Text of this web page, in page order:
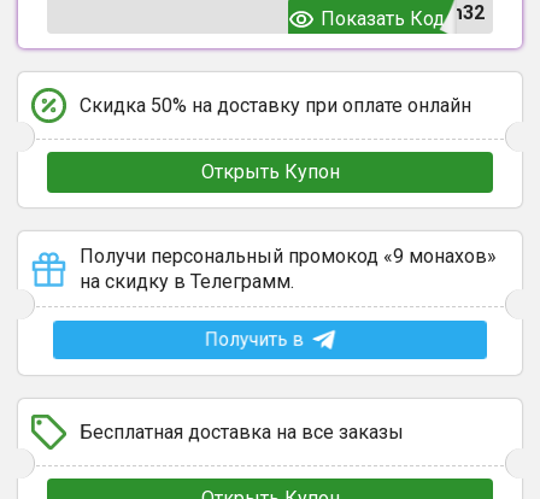
m32
Показать Код
Скидка 50% на доставку при оплате онлайн
Открыть Купон
Получи персональный промокод «9 монахов»
на скидку в Телеграмм.
Получить в
Бесплатная доставка на все заказы